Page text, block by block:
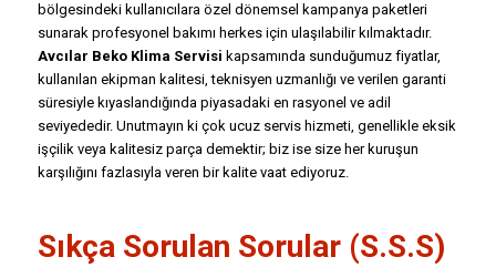
bölgesindeki kullanıcılara özel dönemsel kampanya paketleri
sunarak profesyonel bakımı herkes için ulaşılabilir kılmaktadır.
Avcılar Beko Klima Servisi kapsamında sunduğumuz fiyatlar,
kullanılan ekipman kalitesi, teknisyen uzmanlığı ve verilen garanti
süresiyle kıyaslandığında piyasadaki en rasyonel ve adil
seviyededir. Unutmayın ki çok ucuz servis hizmeti, genellikle eksik
işçilik veya kalitesiz parça demektir; biz ise size her kuruşun
karşılığını fazlasıyla veren bir kalite vaat ediyoruz.
Sıkça Sorulan Sorular (S.S.S)